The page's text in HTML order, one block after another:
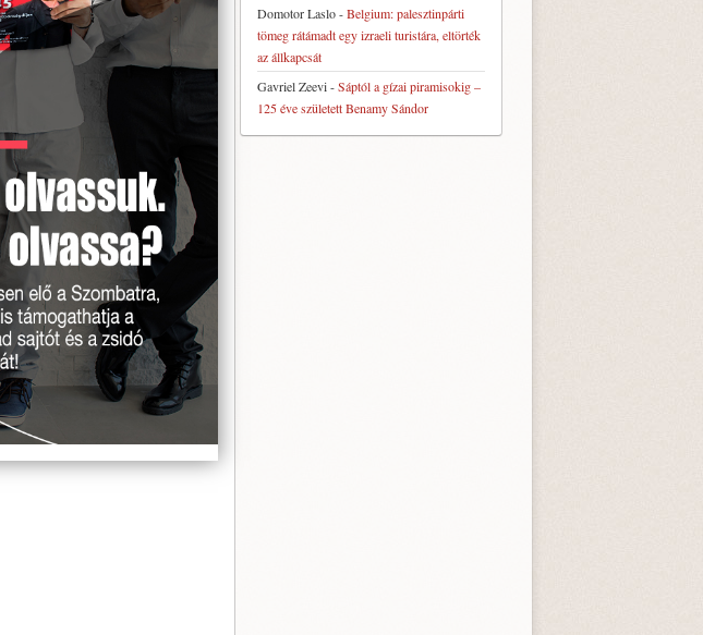
Domotor Laslo-Belgium: palesztinpárti
tömeg rátámadt egy izraeli turistára, eltörték
az állkapcsát
Gavriel Zeevi-Sáptól a gízai piramisokig –
125 éve született Benamy Sándor